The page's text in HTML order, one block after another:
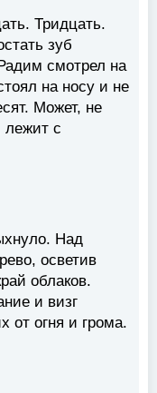
Тридцать.
зуб
смотрел на
на носу и не
Может, не
с
Над
осветив
облаков.
и визг
от огня и грома.